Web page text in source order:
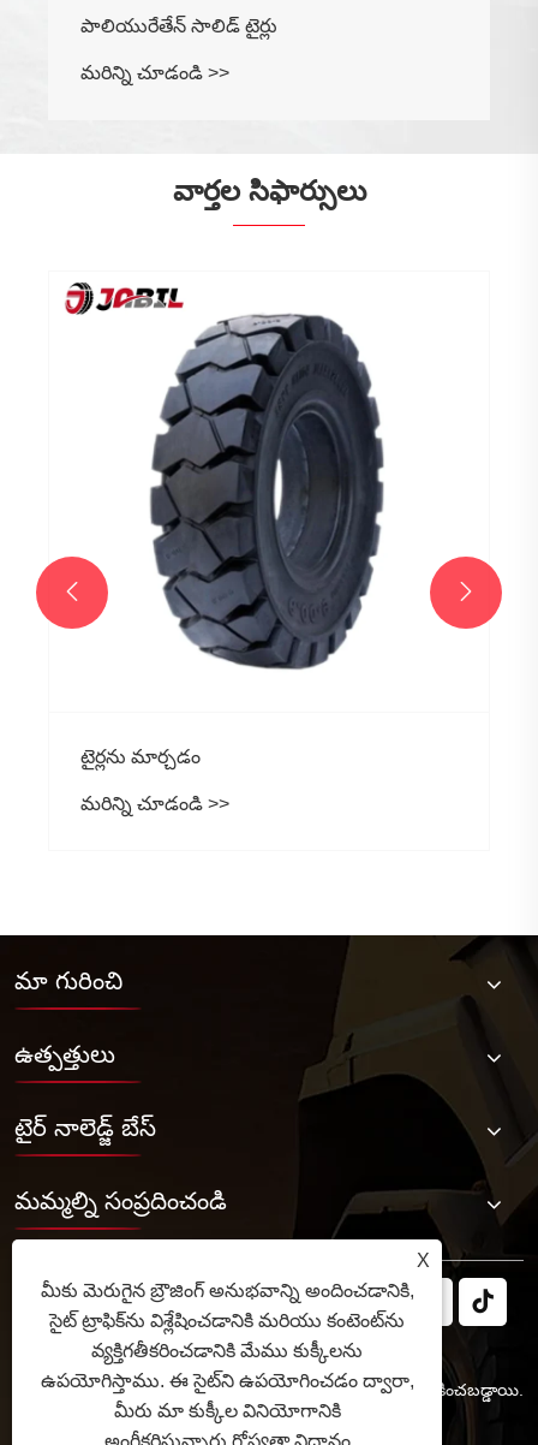
వార్తల సిఫార్సులు
వివిధ రకాల వాహనాలకు అంతర్గత గొట్టాల మధ్య
తేడాలు ఏమిటి?
మరిన్ని చూడండి >>
 
మా గురించి
ఉత్పత్తులు
టైర్ నాలెడ్జ్ బేస్
మమ్మల్ని సంప్రదించండి
కాపీరైట్ © 2025 JABIL Rubber Co., Ltd. సర్వ హక్కులు ప్రత్యేకించబడ్డాయి.
Links Sitemap RSS XML గోప్యతా విధానం
X
మీకు మెరుగైన బ్రౌజింగ్ అనుభవాన్ని అందించడానికి,
సైట్ ట్రాఫిక్‌ను విశ్లేషించడానికి మరియు కంటెంట్‌ను
వ్యక్తిగతీకరించడానికి మేము కుక్కీలను
ఉపయోగిస్తాము. ఈ సైట్‌ని ఉపయోగించడం ద్వారా,
మీరు మా కుక్కీల వినియోగానికి
అంగీకరిస్తున్నారు. గోప్యతా విధానం